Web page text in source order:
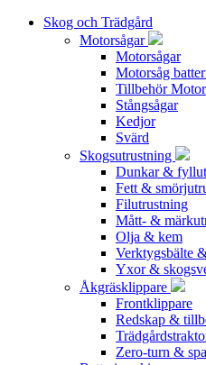
Skog och Trädgård
Motorsågar
Motorsågar
Motorsåg
Tillbehör
Stångsågar
Kedjor
Svärd
Skogsutrustning
Dunkar &
Fett &
Filutrustning
Mått- &
Olja & kem
Verktygsbälte
Yxor &
Åkgräsklippare
Frontklippare
Redskap &
Zero-turn &